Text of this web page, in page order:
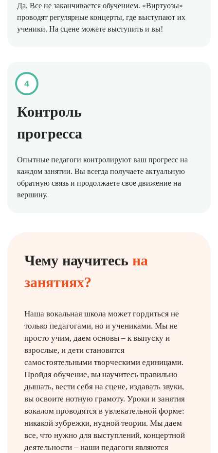
Да. Все не заканчивается обучением. «Виртуозы»
проводят регулярные концерты, где выступают их
ученики. На сцене можете выступить и вы!
4
Контроль
прогресса
Опытные педагоги контролируют ваш прогресс на
каждом занятии. Вы всегда получаете актуальную
обратную связь и продолжаете свое движение на
вершину.
Чему научитесь на
занятиях?
Наша вокальная школа может гордиться не
только педагогами, но и учениками. Мы не
просто учим, даем основы – к выпуску и
взрослые, и дети становятся
самостоятельными творческими единицами.
Пройдя обучение, вы научитесь правильно
дышать, вести себя на сцене, издавать звуки,
вы освоите нотную грамоту. Уроки и занятия
вокалом проводятся в увлекательной форме:
никакой зубрежки, нудной теории. Мы даем
все, что нужно для выступлений, концертной
деятельности – наши педагоги являются